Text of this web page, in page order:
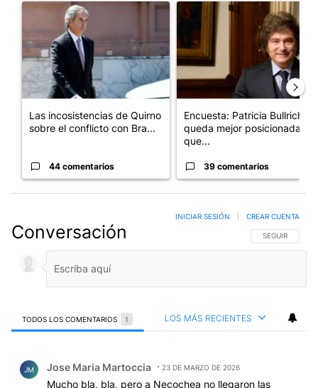
Un artículo de tendencia con el título "Las incosistencias de
Las incosistencias de Quirno
sobre el conflicto con Bra...
44 comentarios
Un artículo de tendencia con
Encuesta: Patricia Bullrich
queda mejor posicionada
que...
39 comentarios
Conversación SIGA ESTA
SEGUIR
INICIAR SESIÓN CREAR CUENTA
TODOS LOS COMENTARIOS 1 LOS MÁS RECIENTES
JM Jose Maria Martoccia 23 DE MARZO DE 2026
Mucho bla, bla, pero a Necochea no llegaron las